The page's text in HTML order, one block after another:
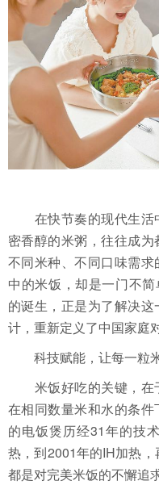
在快节奏的现代生活
密香醇的米粥，往往成
不同米种、不同口味需
中的米饭，却是一门不
的诞生，正是为了解决
计，重新定义了中国家庭
科技赋能，让每一粒
米饭好吃的关键，在
在相同数量米和水的条
的电饭煲历经31年的技
热，到2001年的IH加热
都是对完美米饭的不懈追求